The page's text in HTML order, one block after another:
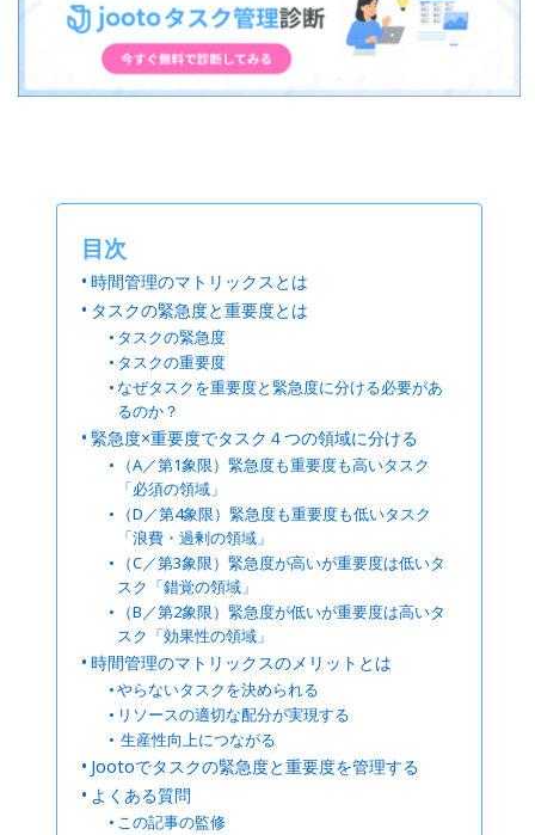
目次
時間管理のマトリックスとは
タスクの緊急度と重要度とは
タスクの緊急度
タスクの重要度
なぜタスクを重要度と緊急度に分ける必要があ
るのか？
緊急度×重要度でタスク４つの領域に分ける
（A／第1象限）緊急度も重要度も高いタスク
「必須の領域」
（D／第4象限）緊急度も重要度も低いタスク
「浪費・過剰の領域」
（C／第3象限）緊急度が高いが重要度は低いタ
スク「錯覚の領域」
（B／第2象限）緊急度が低いが重要度は高いタ
スク「効果性の領域」
時間管理のマトリックスのメリットとは
やらないタスクを決められる
リソースの適切な配分が実現する
生産性向上につながる
Jootoでタスクの緊急度と重要度を管理する
よくある質問
この記事の監修